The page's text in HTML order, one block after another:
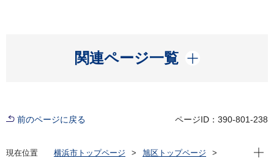
関連ページ一覧
開く
前のページに戻る ページID：390-801-238
現在位置 横浜市トップページ
旭区トップページ
現在